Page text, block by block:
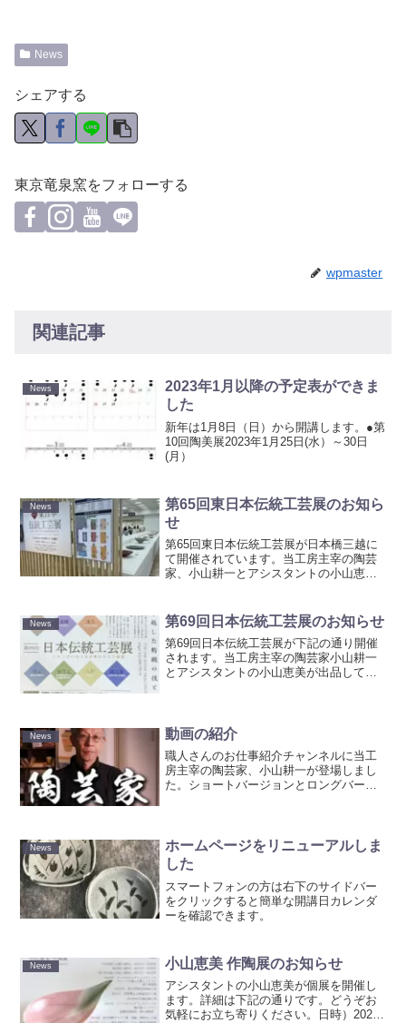
News
シェアする
東京竜泉窯をフォローする
wpmaster
関連記事
News
2023年1月以降の予定表ができま
した
新年は1月8日（日）から開講します。●第
10回陶美展2023年1月25日(水）～30日
(月）
News
第65回東日本伝統工芸展のお知ら
せ
第65回東日本伝統工芸展が日本橋三越に
て開催されています。当工房主宰の陶芸
家、小山耕一とアシスタントの小山恵美
65回東日本伝統工芸展2025年5月14日～
19日 午前1...
News 第69回日本伝統工芸展のお知らせ
第69回日本伝統工芸展が下記の通り開催
されます。当工房主宰の陶芸家小山耕一
とアシスタントの小山恵美が出品してい
ください。第69...
News 動画の紹介
職人さんのお仕事紹介チャンネルに当工
房主宰の陶芸家、小山耕一が登場しまし
た。ショートバージョンとロングバージ
News
ホームページをリニューアルしま
した
スマートフォンの方は右下のサイドバー
をクリックすると簡単な開講日カレンダ
ーを確認できます。
News 小山恵美 作陶展のお知らせ
アシスタントの小山恵美が個展を開催し
ます。詳細は下記の通りです。どうぞお
気軽にお立ち寄りください。日時）2023